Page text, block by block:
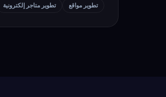
تطوير مواقع تطوير متاجر إلكترونية